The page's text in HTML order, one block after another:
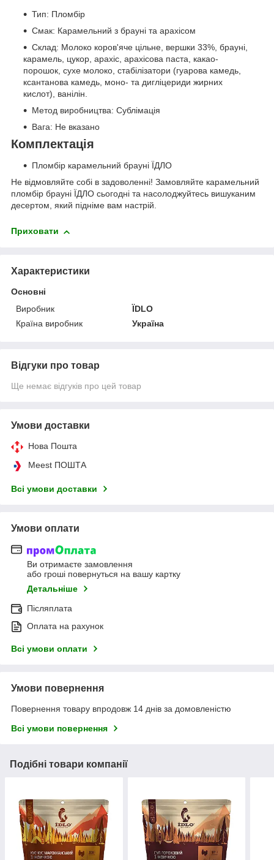
Тип: Пломбір
Смак: Карамельний з брауні та арахісом
Склад: Молоко коров'яче цільне, вершки 33%, брауні,
карамель, цукор, арахіс, арахісова паста, какао-
порошок, сухе молоко, стабілізатори (гуарова камедь,
ксантанова камедь, моно- та дигліцериди жирних
кислот), ванілін.
Метод виробництва: Сублімація
Вага: Не вказано
Комплектація
Пломбір карамельний брауні ЇДЛО
Не відмовляйте собі в задоволенні! Замовляйте карамельний
пломбір брауні ЇДЛО сьогодні та насолоджуйтесь вишуканим
десертом, який підніме вам настрій.
Приховати
Характеристики
Основні
Виробник
ЇDLO
Країна виробник
Україна
Відгуки про товар
Ще немає відгуків про цей товар
Умови доставки
Нова Пошта
Meest ПОШТА
Всі умови доставки
Умови оплати
Ви отримаєте замовлення
або гроші повернуться на вашу картку
Детальніше
Післяплата
Оплата на рахунок
Всі умови оплати
Умови повернення
Повернення товару впродовж 14 днів за домовленістю
Всі умови повернення
Подібні товари компанії